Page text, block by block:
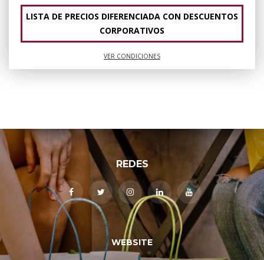
LISTA DE PRECIOS DIFERENCIADA CON DESCUENTOS
CORPORATIVOS
VER CONDICIONES
REDES
WEBSITE